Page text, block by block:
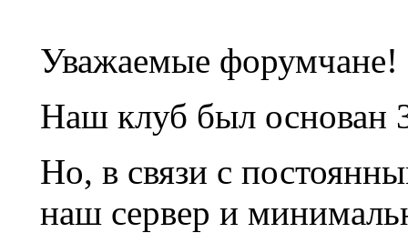
Уважаемые форумчане!
Наш клуб был основан
Но, в связи с
наш сервер и